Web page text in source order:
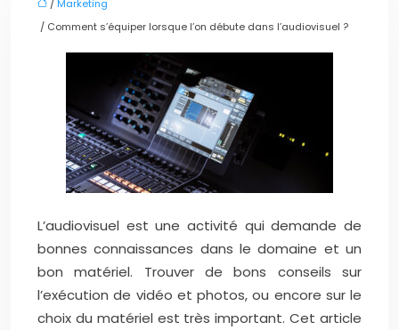
/ Marketing
/ Comment s’équiper lorsque l’on débute dans l’audiovisuel ?
L’audiovisuel est une activité qui demande de
bonnes connaissances dans le domaine et un
bon matériel. Trouver de bons conseils sur
l’exécution de vidéo et photos, ou encore sur le
choix du matériel est très important. Cet article